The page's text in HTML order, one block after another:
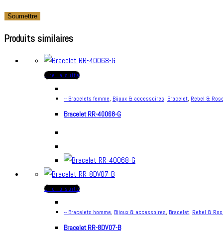
Produits similaires
Lire la suite
-- Bracelets femme, Bijoux & accessoires, Bracelet, Rebel &
Bracelet RR-40068-G
Lire la suite
-- Bracelets homme, Bijoux & accessoires, Bracelet, Rebel &
Bracelet RR-8DV07-B